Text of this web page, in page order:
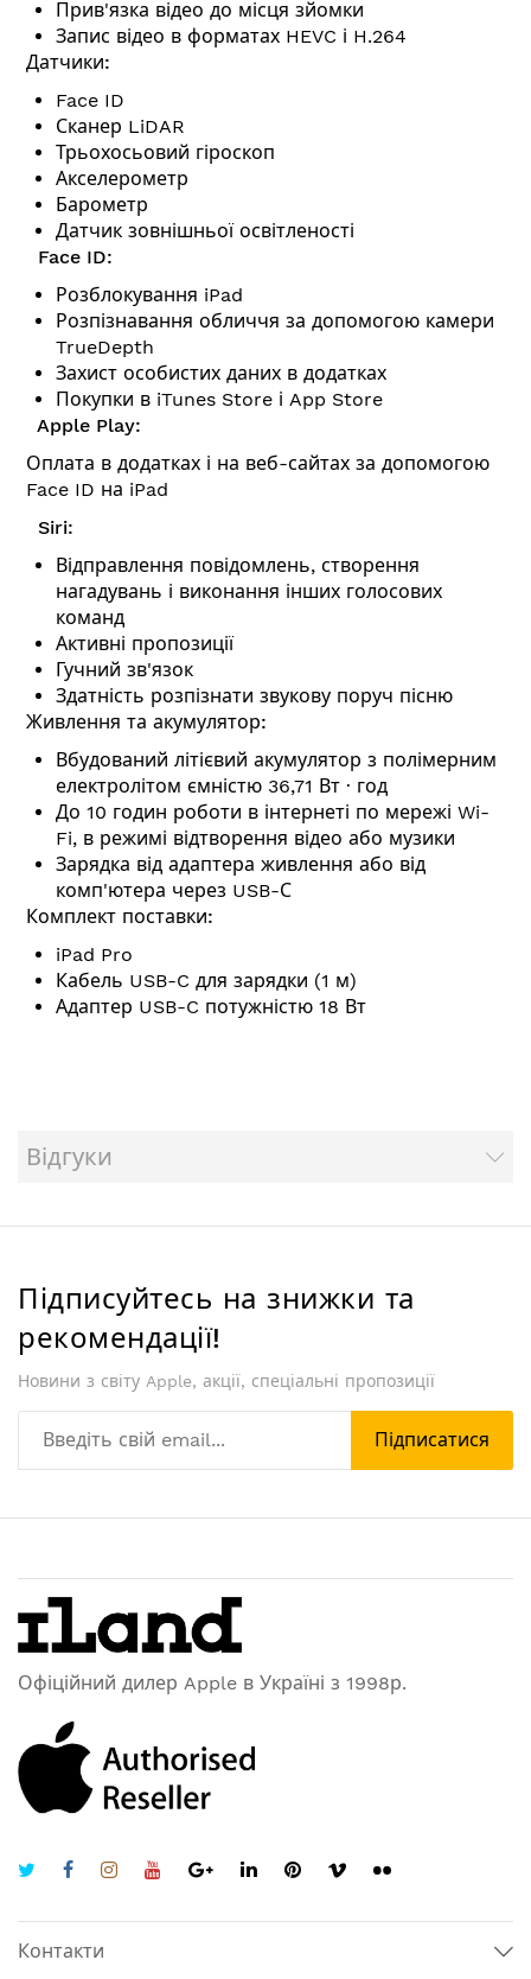
Прив'язка відео до місця зйомки
Запис відео в форматах HEVC і H.264
Датчики:
Face ID
Сканер LiDAR
Трьохосьовий гіроскоп
Акселерометр
Барометр
Датчик зовнішньої освітленості
Face ID:
Розблокування iPad
Розпізнавання обличчя за допомогою камери
TrueDepth
Захист особистих даних в додатках
Покупки в iTunes Store і App Store
Apple Play:
Оплата в додатках і на веб-сайтах за допомогою
Face ID на iPad
Siri:
Відправлення повідомлень, створення
нагадувань і виконання інших голосових
команд
Активні пропозиції
Гучний зв'язок
Здатність розпізнати звукову поруч пісню
Живлення та акумулятор:
Вбудований літієвий акумулятор з полімерним
електролітом ємністю 36,71 Вт ∙ год
До 10 годин роботи в інтернеті по мережі Wi-
Fi, в режимі відтворення відео або музики
Зарядка від адаптера живлення або від
комп'ютера через USB-С
Комплект поставки:
iPad Pro
Кабель USB-C для зарядки (1 м)
Адаптер USB-C потужністю 18 Вт
Відгуки
Підписуйтесь на знижки та
рекомендації!
Новини з світу Apple, акції, спеціальні пропозиції
Підписатися
Офіційний дилер Apple в Україні з 1998р.
Контакти